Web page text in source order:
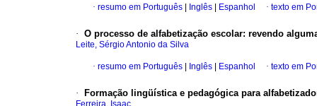
· resumo em Português Inglês Espanhol · texto em
· O processo de alfabetização escolar: revendo
Leite, Sérgio Antonio da Silva
· resumo em Português Inglês Espanhol · texto em
· Formação lingüística e pedagógica para